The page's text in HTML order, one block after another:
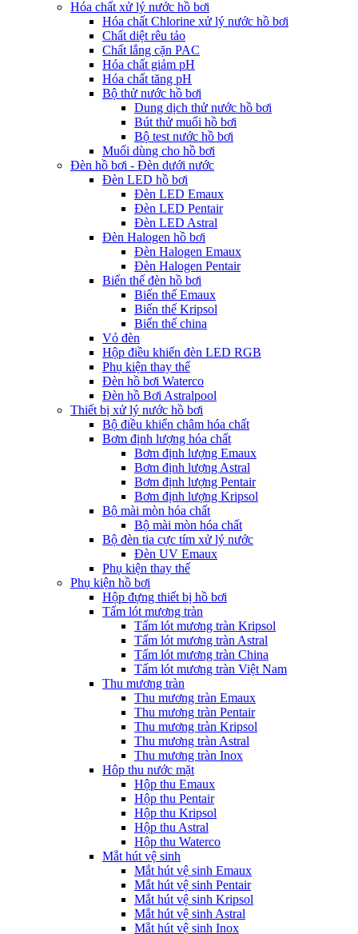
Hóa chất xử lý nước hồ bơi
Hóa chất Chlorine xử lý nước hồ bơi
Chất diệt rêu tảo
Chất lắng cặn PAC
Hóa chất giảm pH
Hóa chất tăng pH
Bộ thử nước hồ bơi
Dung dịch thử nước hồ bơi
Bút thử muối hồ bơi
Bộ test nước hồ bơi
Muối dùng cho hồ bơi
Đèn hồ bơi - Đèn dưới nước
Đèn LED hồ bơi
Đèn LED Emaux
Đèn LED Pentair
Đèn LED Astral
Đèn Halogen hồ bơi
Đèn Halogen Emaux
Đèn Halogen Pentair
Biến thế đèn hồ bơi
Biến thế Emaux
Biến thế Kripsol
Biến thế china
Vỏ đèn
Hộp điều khiển đèn LED RGB
Phụ kiện thay thế
Đèn hồ bơi Waterco
Đèn hồ Bơi Astralpool
Thiết bị xử lý nước hồ bơi
Bộ điều khiển châm hóa chất
Bơm định lượng hóa chất
Bơm định lượng Emaux
Bơm định lượng Astral
Bơm định lượng Pentair
Bơm định lượng Kripsol
Bộ mài mòn hóa chất
Bộ mài mòn hóa chất
Bộ đèn tia cực tím xử lý nước
Đèn UV Emaux
Phụ kiện thay thế
Phụ kiện hồ bơi
Hộp đựng thiết bị hồ bơi
Tấm lót mương tràn
Tấm lót mương tràn Kripsol
Tấm lót mương tràn Astral
Tấm lót mương tràn China
Tấm lót mương tràn Việt Nam
Thu mương tràn
Thu mương tràn Emaux
Thu mương tràn Pentair
Thu mương tràn Kripsol
Thu mương tràn Astral
Thu mương tràn Inox
Hôp thu nước mặt
Hộp thu Emaux
Hộp thu Pentair
Hộp thu Kripsol
Hộp thu Astral
Hộp thu Waterco
Mắt hút vệ sinh
Mắt hút vệ sinh Emaux
Mắt hút vệ sinh Pentair
Mắt hút vệ sinh Kripsol
Mắt hút vệ sinh Astral
Mắt hút vệ sinh Inox